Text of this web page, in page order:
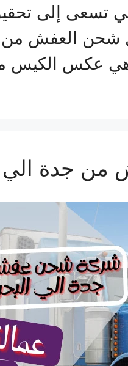
تسعى إلى
العفش من
هي عكس الكيس
الي البحرين